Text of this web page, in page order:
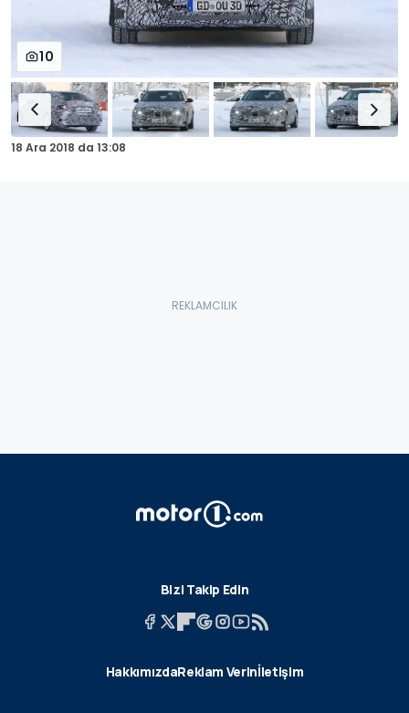
10
18 Ara 2018 da 13:08
Bizi Takip Edin
HakkımızdaReklam Verinİletişim